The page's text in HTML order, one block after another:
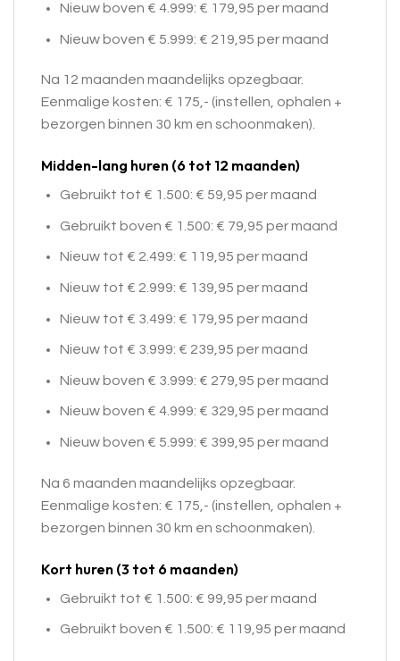
Nieuw boven € 4.999: € 179,95 per maand
Nieuw boven € 5.999: € 219,95 per maand
Na 12 maanden maandelijks opzegbaar.
Eenmalige kosten: € 175,- (instellen, ophalen +
bezorgen binnen 30 km en schoonmaken).
Midden-lang huren (6 tot 12 maanden)
Gebruikt tot € 1.500: € 59,95 per maand
Gebruikt boven € 1.500: € 79,95 per maand
Nieuw tot € 2.499: € 119,95 per maand
Nieuw tot € 2.999: € 139,95 per maand
Nieuw tot € 3.499: € 179,95 per maand
Nieuw tot € 3.999: € 239,95 per maand
Nieuw boven € 3.999: € 279,95 per maand
Nieuw boven € 4.999: € 329,95 per maand
Nieuw boven € 5.999: € 399,95 per maand
Na 6 maanden maandelijks opzegbaar.
Eenmalige kosten: € 175,- (instellen, ophalen +
bezorgen binnen 30 km en schoonmaken).
Kort huren (3 tot 6 maanden)
Gebruikt tot € 1.500: € 99,95 per maand
Gebruikt boven € 1.500: € 119,95 per maand